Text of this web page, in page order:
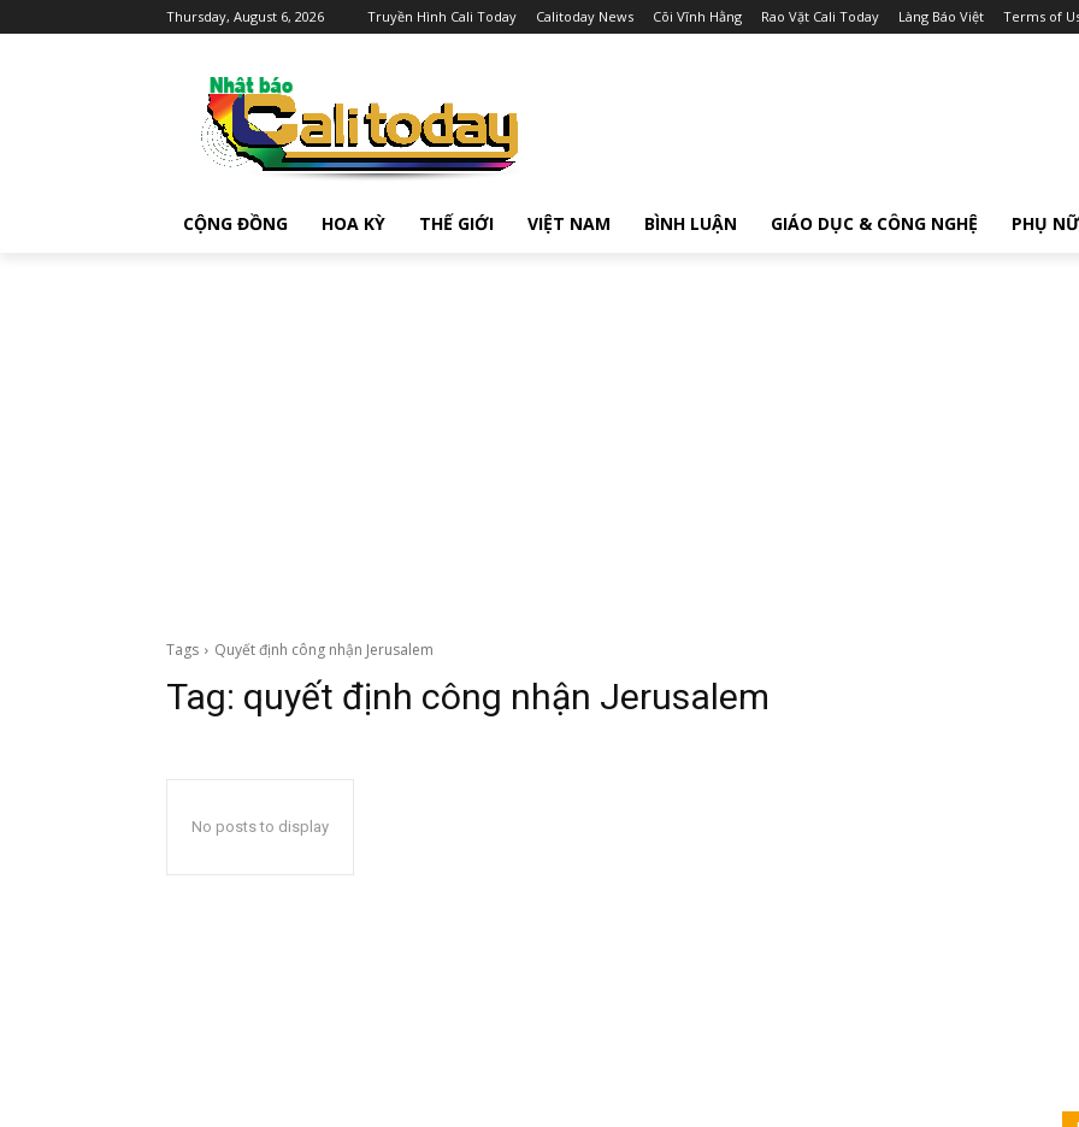
Thursday, August 6, 2026 Truyền Hình Cali Today Calitoday News Cõi Vĩnh Hằng Rao Vặt Cali Today Làng Báo Việt Terms of
CỘNG ĐỒNG HOA KỲ THẾ GIỚI VIỆT NAM BÌNH LUẬN GIÁO DỤC & CÔNG NGHỆ PHỤ NỮ
Tags Quyết định công nhận Jerusalem
Tag: quyết định công nhận Jerusalem
No posts to display